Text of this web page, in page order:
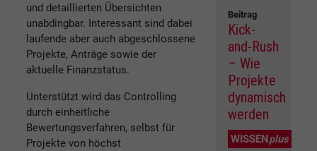
und detaillierten Übersichten
unabdingbar. Interessant sind dabei
laufende aber auch abgeschlossene
Projekte, Anträge sowie der
aktuelle Finanzstatus.
Unterstützt wird das Controlling
durch einheitliche
Bewertungsverfahren, selbst für
Projekte von höchst
Beitrag
Kick-
and-Rush
– Wie
Projekte
dynamisch
werden
WISSENplus